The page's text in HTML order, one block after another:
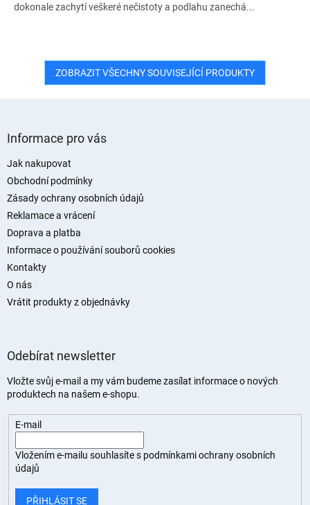
dokonale zachytí veškeré nečistoty a podlahu zanechá...
ZOBRAZIT VŠECHNY SOUVISEJÍCÍ PRODUKTY
Informace pro vás
Jak nakupovat
Obchodní podmínky
Zásady ochrany osobních údajů
Reklamace a vrácení
Doprava a platba
Informace o používání souborů cookies
Kontakty
O nás
Vrátit produkty z objednávky
Odebírat newsletter
Vložte svůj e-mail a my vám budeme zasílat informace o nových
produktech na našem e-shopu.
E-mail
Vložením e-mailu souhlasíte s podmínkami ochrany osobních
údajů
PŘIHLÁSIT SE